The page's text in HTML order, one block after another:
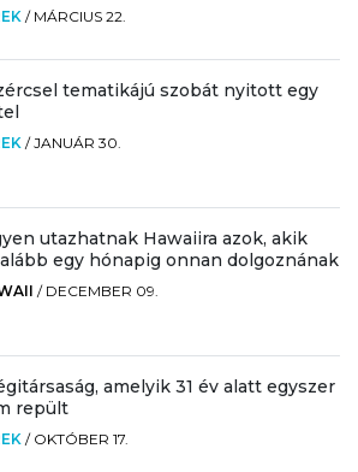
/ MÁRCIUS 22.
tematikájú szobát nyitott egy
/JANUÁR 30.
utazhatnak Hawaiira azok, akik
egy hónapig onnan dolgoznának
/ DECEMBER 09.
amelyik 31 év alatt egyszer
repült
/ OKTÓBER 17.